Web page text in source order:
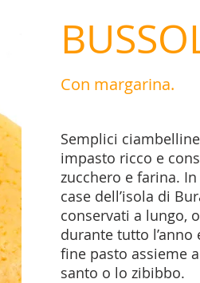
Con margarina.
Semplici
impasto ricco e
zucchero e farina.
case dell’isola di
conservati a lungo,
durante tutto
fine pasto assieme
santo o lo zibibbo.